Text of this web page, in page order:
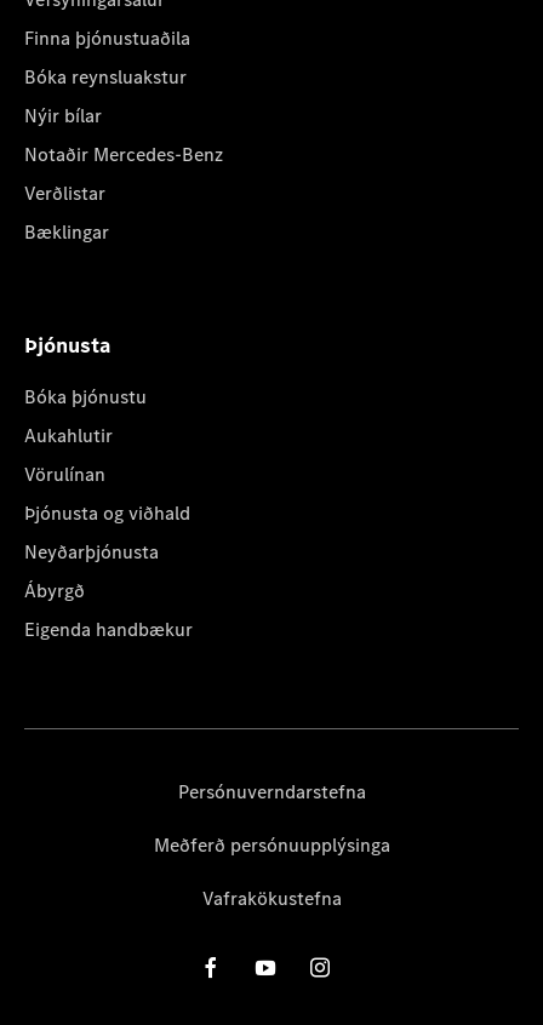
Finna þjónustuaðila
Bóka reynsluakstur
Nýir bílar
Notaðir Mercedes-Benz
Verðlistar
Bæklingar
Þjónusta
Bóka þjónustu
Aukahlutir
Vörulínan
Þjónusta og viðhald
Neyðarþjónusta
Ábyrgð
Eigenda handbækur
Persónuverndarstefna
Meðferð persónuupplýsinga
Vafrakökustefna